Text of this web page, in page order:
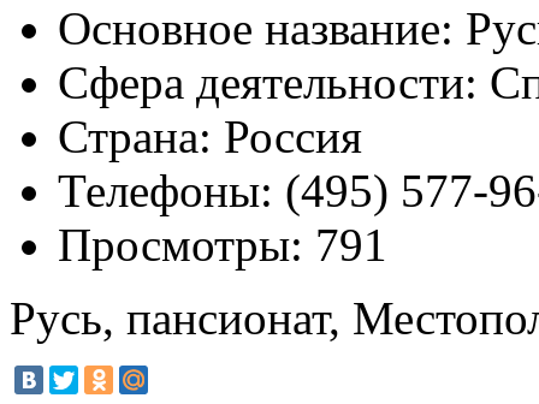
Основное название:
Сфера деятельности:
Страна: Россия
Телефоны: (495) 577-
Просмотры: 791
Русь, пансионат,